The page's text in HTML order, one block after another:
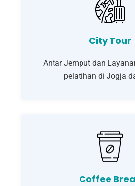
City Tour
Antar Jemput dan
pelatihan di Jogja
Coffee